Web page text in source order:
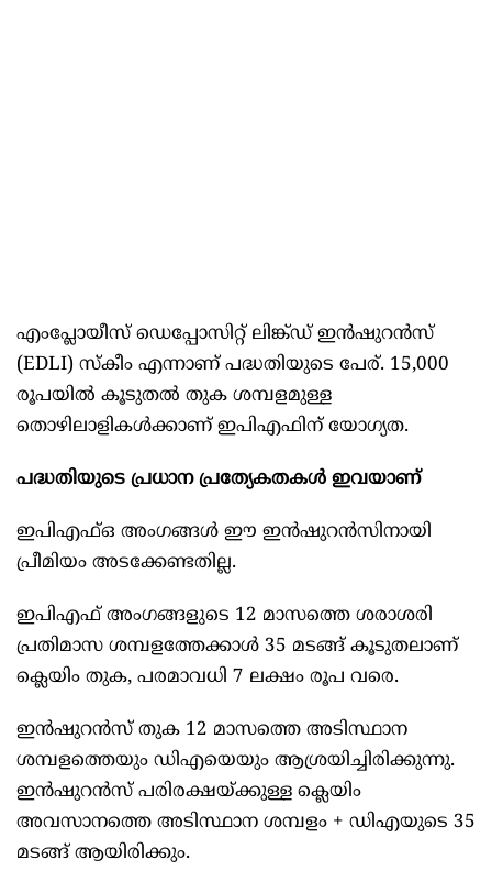
എംപ്ലോയീസ് ഡെപ്പോസിറ്റ് ലിങ്ക്ഡ് ഇൻഷുറൻസ്
(EDLI) സ്കീം എന്നാണ് പദ്ധതിയുടെ പേര്. 15,000
രൂപയിൽ കൂടുതൽ തുക ശമ്പളമുള്ള
തൊഴിലാളികൾക്കാണ് ഇപിഎഫിന് യോഗ്യത.
പദ്ധതിയുടെ പ്രധാന പ്രത്യേകതകൾ ഇവയാണ്
ഇപിഎഫ്ഒ അംഗങ്ങൾ ഈ ഇൻഷുറൻസിനായി
പ്രീമിയം അടക്കേണ്ടതില്ല.
ഇപിഎഫ് അംഗങ്ങളുടെ 12 മാസത്തെ ശരാശരി
പ്രതിമാസ ശമ്പളത്തേക്കാൾ 35 മടങ്ങ് കൂടുതലാണ്
ക്ലെയിം തുക, പരമാവധി 7 ലക്ഷം രൂപ വരെ.
ഇൻഷുറൻസ് തുക 12 മാസത്തെ അടിസ്ഥാന
ശമ്പളത്തെയും ഡിഎയെയും ആശ്രയിച്ചിരിക്കുന്നു.
ഇൻഷുറൻസ് പരിരക്ഷയ്ക്കുള്ള ക്ലെയിം
അവസാനത്തെ അടിസ്ഥാന ശമ്പളം + ഡിഎയുടെ 35
മടങ്ങ് ആയിരിക്കും.